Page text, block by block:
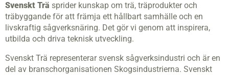
Svenskt Trä sprider kunskap om trä, träprodukter och
träbyggande för att främja ett hållbart samhälle och en
livskraftig sågverksnäring. Det gör vi genom att inspirera,
utbilda och driva teknisk utveckling.
Svenskt Trä representerar svensk sågverksindustri och är en
del av branschorganisationen Skogsindustrierna. Svenskt